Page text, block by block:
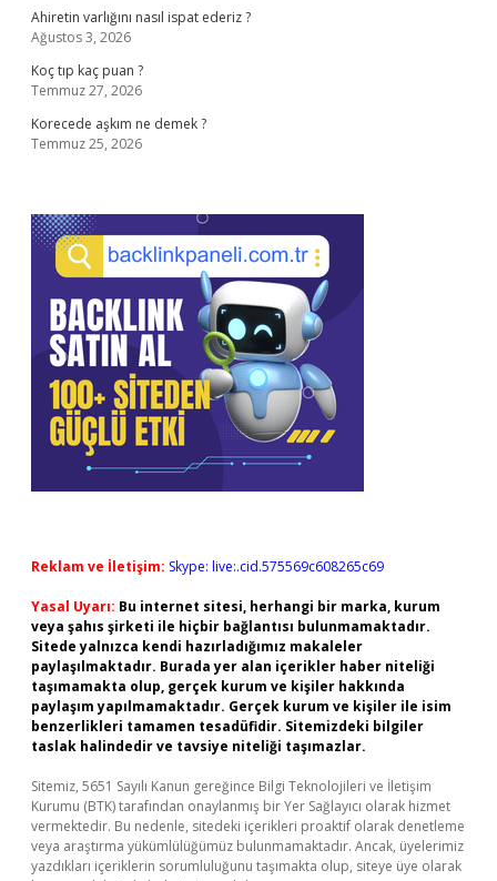
Ahiretin varlığını nasıl ispat ederiz ?
Ağustos 3, 2026
Koç tıp kaç puan ?
Temmuz 27, 2026
Korecede aşkım ne demek ?
Temmuz 25, 2026
Reklam ve İletişim: Skype: live:.cid.575569c608265c69
Yasal Uyarı: Bu internet sitesi, herhangi bir marka, kurum
veya şahıs şirketi ile hiçbir bağlantısı bulunmamaktadır.
Sitede yalnızca kendi hazırladığımız makaleler
paylaşılmaktadır. Burada yer alan içerikler haber niteliği
taşımamakta olup, gerçek kurum ve kişiler hakkında
paylaşım yapılmamaktadır. Gerçek kurum ve kişiler ile isim
benzerlikleri tamamen tesadüfidir. Sitemizdeki bilgiler
taslak halindedir ve tavsiye niteliği taşımazlar.
Sitemiz, 5651 Sayılı Kanun gereğince Bilgi Teknolojileri ve İletişim
Kurumu (BTK) tarafından onaylanmış bir Yer Sağlayıcı olarak hizmet
vermektedir. Bu nedenle, sitedeki içerikleri proaktif olarak denetleme
veya araştırma yükümlülüğümüz bulunmamaktadır. Ancak, üyelerimiz
yazdıkları içeriklerin sorumluluğunu taşımakta olup, siteye üye olarak